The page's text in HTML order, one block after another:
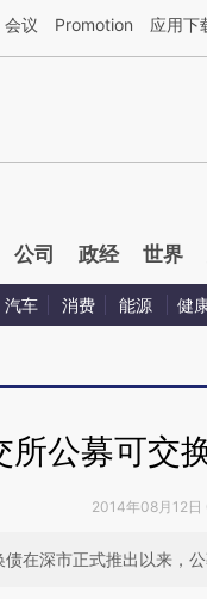
于财新文章[https://
会议 Promotion 应用下
公司 政经 世界
汽车 消费 能源 健
所公募可交
2014年08月12日
在深市正式推出以来，